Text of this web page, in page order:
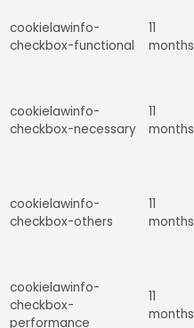
cookielawinfo-
checkbox-functional
11
months
cookielawinfo-
checkbox-necessary
11
months
cookielawinfo-
checkbox-others
11
months
cookielawinfo-
checkbox-
performance
11
months